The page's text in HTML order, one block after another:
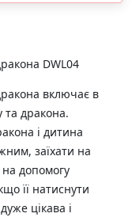
DWL04
включає в
та дракона.
і дитина
заїхати на
на допомогу
її натиснути
цікава і